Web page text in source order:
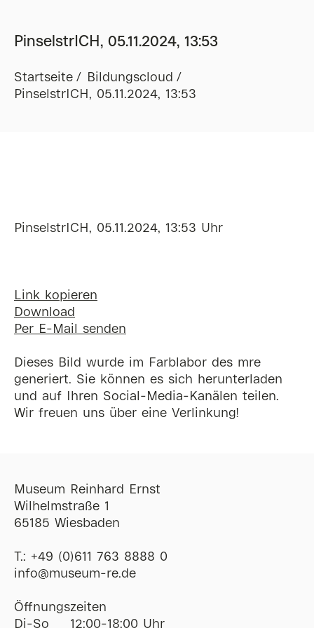
PinselstrICH, 05.11.2024, 13:53
Startseite
Bildungscloud
PinselstrICH, 05.11.2024, 13:53
PinselstrICH, 05.11.2024, 13:53 Uhr
Link kopieren
Download
Per E-Mail senden
Dieses Bild wurde im Farblabor des mre
generiert. Sie können es sich herunterladen
und auf Ihren Social-Media-Kanälen teilen.
Wir freuen uns über eine Verlinkung!
Museum Reinhard Ernst
Wilhelmstraße 1
65185 Wiesbaden
T.: +49 (0)611 763 8888 0
ofni@museum-re de
Öffnungszeiten
Di-So
12:00-18:00 Uhr